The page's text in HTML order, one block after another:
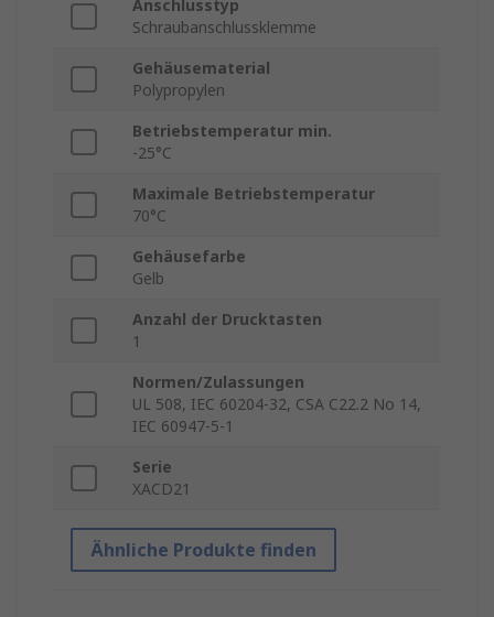
Anschlusstyp
Schraubanschlussklemme
Gehäusematerial
Polypropylen
Betriebstemperatur min.
-25°C
Maximale Betriebstemperatur
70°C
Gehäusefarbe
Gelb
Anzahl der Drucktasten
1
Normen/Zulassungen
UL 508, IEC 60204-32, CSA C22.2 No 14,
IEC 60947-5-1
Serie
XACD21
Ähnliche Produkte finden